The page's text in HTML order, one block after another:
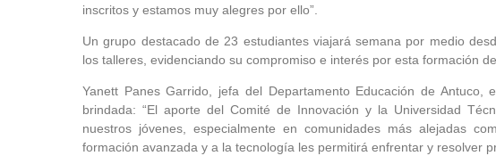
inscritos y estamos muy alegres por ello”.
Un grupo destacado de 23 estudiantes viajará semana por medio
los talleres, evidenciando su compromiso e interés por esta formación
Yanett Panes Garrido, jefa del Departamento Educación de Antuco,
brindada: “El aporte del Comité de Innovación y la Universidad
nuestros jóvenes, especialmente en comunidades más alejadas
formación avanzada y a la tecnología les permitirá enfrentar y resolver